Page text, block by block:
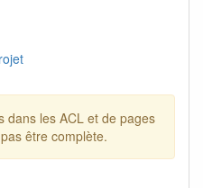
dans les ACL et de pages
être complète.